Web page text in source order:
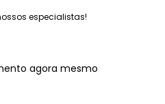
especialistas!
agora mesmo